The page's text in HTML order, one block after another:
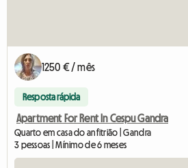
1250 € / mês
Resposta rápida
Apartment For Rent In Cespu Gandra
Quarto em casa do anfitrião | Gandra
3 pessoas | Mínimo de 6 meses